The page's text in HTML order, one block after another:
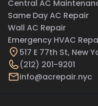
Central AC
Same Day AC Repair
Wall AC Repair
Emergency HVAC
517 E 77th St, New
(212) 201-9201
info@acrepair.nyc